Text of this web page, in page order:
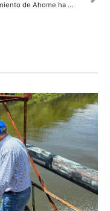
Ayuntamiento de Ahome ha entregado más de 20 mil despensas por COVID-19